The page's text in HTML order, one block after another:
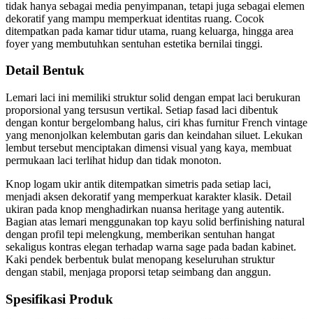
tidak hanya sebagai media penyimpanan, tetapi juga sebagai elemen
dekoratif yang mampu memperkuat identitas ruang. Cocok
ditempatkan pada kamar tidur utama, ruang keluarga, hingga area
foyer yang membutuhkan sentuhan estetika bernilai tinggi.
Detail Bentuk
Lemari laci ini memiliki struktur solid dengan empat laci berukuran
proporsional yang tersusun vertikal. Setiap fasad laci dibentuk
dengan kontur bergelombang halus, ciri khas furnitur French vintage
yang menonjolkan kelembutan garis dan keindahan siluet. Lekukan
lembut tersebut menciptakan dimensi visual yang kaya, membuat
permukaan laci terlihat hidup dan tidak monoton.
Knop logam ukir antik ditempatkan simetris pada setiap laci,
menjadi aksen dekoratif yang memperkuat karakter klasik. Detail
ukiran pada knop menghadirkan nuansa heritage yang autentik.
Bagian atas lemari menggunakan top kayu solid berfinishing natural
dengan profil tepi melengkung, memberikan sentuhan hangat
sekaligus kontras elegan terhadap warna sage pada badan kabinet.
Kaki pendek berbentuk bulat menopang keseluruhan struktur
dengan stabil, menjaga proporsi tetap seimbang dan anggun.
Spesifikasi Produk